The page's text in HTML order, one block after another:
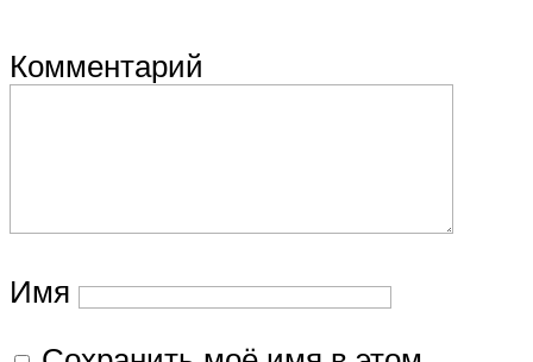
Комментарий
Имя